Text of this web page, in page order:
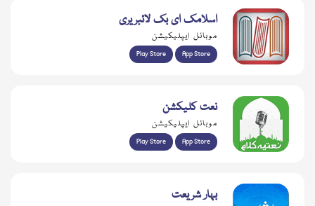
اسلامک ای بک لائبریری
موبائل ایپلیکیشن
Play Store App Store
نعت کلیکشن
موبائل ایپلیکیشن
Play Store App Store
بہار شریعت